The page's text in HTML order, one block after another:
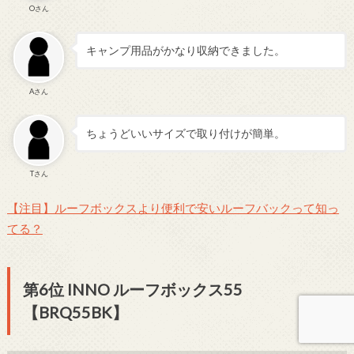
Oさん
Aさん
キャンプ用品がかなり収納できました。
Tさん
ちょうどいいサイズで取り付けが簡単。
【注目】ルーフボックスより便利で安いルーフバックって知っ
てる？
第6位 INNO ルーフボックス55
【BRQ55BK】